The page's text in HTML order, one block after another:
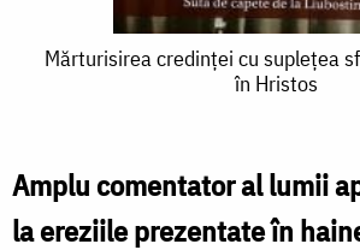
Mărturisirea
suplețea
sfințeniei
Mărturisirea credinței cu suplețea
în Hristos
Amplu comentator al lumii
la ereziile prezentate în